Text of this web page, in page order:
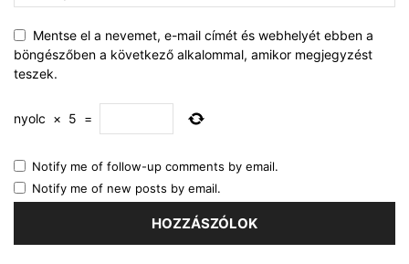
Mentse el a nevemet, e-mail címét és webhelyét ebben a
böngészőben a következő alkalommal, amikor megjegyzést
teszek.
nyolc × 5 =
Notify me of follow-up comments by email.
Notify me of new posts by email.